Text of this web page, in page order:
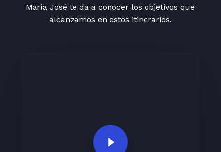
María José te da a conocer los objetivos que
alcanzamos en estos itinerarios.
Play Video